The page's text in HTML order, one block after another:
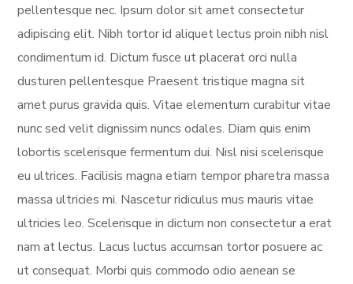
pellentesque nec. Ipsum dolor sit amet consectetur
adipiscing elit. Nibh tortor id aliquet lectus proin nibh nisl
condimentum id. Dictum fusce ut placerat orci nulla
dusturen pellentesque Praesent tristique magna sit
amet purus gravida quis. Vitae elementum curabitur vitae
nunc sed velit dignissim nuncs odales. Diam quis enim
lobortis scelerisque fermentum dui. Nisl nisi scelerisque
eu ultrices. Facilisis magna etiam tempor pharetra massa
massa ultricies mi. Nascetur ridiculus mus mauris vitae
ultricies leo. Scelerisque in dictum non consectetur a erat
nam at lectus. Lacus luctus accumsan tortor posuere ac
ut consequat. Morbi quis commodo odio aenean se